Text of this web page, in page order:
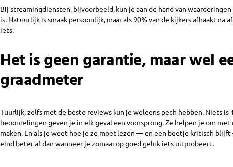
Bij streamingdiensten, bijvoorbeeld, kun je aan de hand van
is. Natuurlijk is smaak persoonlijk, maar als 90% van de kijkers afhaakt na
iets.
Het is geen garantie, maar wel
graadmeter
Tuurlijk, zelfs met de beste reviews kun je weleens pech hebben. Niets is
beoordelingen geven je in elk geval een voorsprong. Ze helpen je om
maken. En als je weet hoe je ze moet lezen — en een beetje kritisch
eind beter af dan wanneer je zomaar op goed geluk iets uitprobeert.